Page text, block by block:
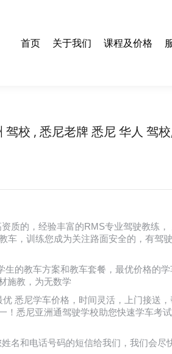
首页 关于我们 课程及价格
校 , 悉尼老牌 悉尼 华人 驾
质的，经验丰富的RMS专业驾驶教练，
车，训练您成为关注路面安全的，有驾
的教车方案和教车套餐，最优价格的学
施教，为无数学
悉尼学车价格，时间灵活，上门接送，
！悉尼亚洲通驾驶学校助您快速学车考
名和电话号码的短信给我们，我们会尽